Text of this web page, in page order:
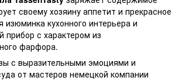
своему хозяину аппетит и прекрасное
изюминка кухонного интерьера и
прибор с характером из
фарфора.
с выразительными эмоциями и
от мастеров немецкой компании